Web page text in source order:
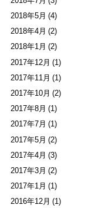
2018年5月 (4)
2018年4月 (2)
2018年1月 (2)
2017年12月 (1)
2017年11月 (1)
2017年10月 (2)
2017年8月 (1)
2017年7月 (1)
2017年5月 (2)
2017年4月 (3)
2017年3月 (2)
2017年1月 (1)
2016年12月 (1)